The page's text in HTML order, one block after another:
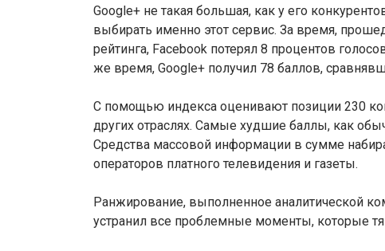
Google+ не такая большая, как у его
выбирать именно этот сервис. За время,
рейтинга, Facebook потерял 8 процентов
же время, Google+ получил 78 баллов,
С помощью индекса оценивают позиции 230
других отраслях. Самые худшие баллы, как
Средства массовой информации в сумме
операторов платного телевидения и газеты.
Ранжирование, выполненное аналитической
устранил все проблемные моменты, которые